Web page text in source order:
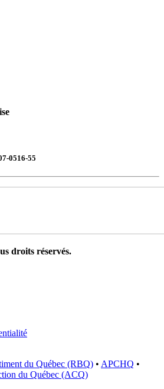
0516-55
droits réservés.
du Québec (RBQ) • APCHQ •
du Québec (ACQ)